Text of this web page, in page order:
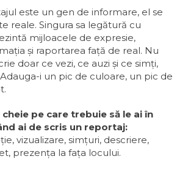
este un gen de informare, el se
reale. Singura sa legătură cu
mijloacele de expresie,
și raportarea faţă de real. Nu
doar ce vezi, ce auzi și ce simţi,
i un pic de culoare, un pic de
pe care trebuie să le ai în
ai de scris un reportaj:
vizualizare, simţuri, descriere,
prezenţa la faţa locului.